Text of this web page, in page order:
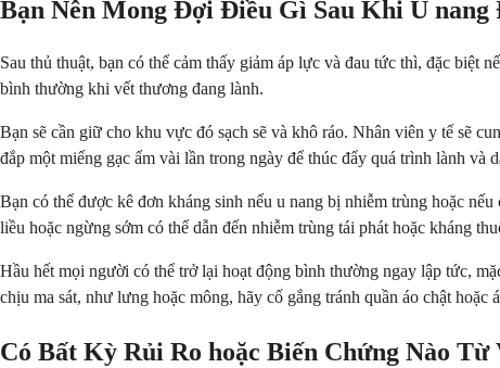
Bạn Nên Mong Đợi Điều Gì Sau Khi U nang
Sau thủ thuật, bạn có thể cảm thấy giảm áp lực và đau tức thì, đặc biệt
bình thường khi vết thương đang lành.
Bạn sẽ cần giữ cho khu vực đó sạch sẽ và khô ráo. Nhân viên y tế sẽ
đắp một miếng gạc ấm vài lần trong ngày để thúc đẩy quá trình lành và
Bạn có thể được kê đơn kháng sinh nếu u nang bị nhiễm trùng hoặc
liều hoặc ngừng sớm có thể dẫn đến nhiễm trùng tái phát hoặc kháng
Hầu hết mọi người có thể trở lại hoạt động bình thường ngay lập tức,
chịu ma sát, như lưng hoặc mông, hãy cố gắng tránh quần áo chật hoặc
Có Bất Kỳ Rủi Ro hoặc Biến Chứng Nào